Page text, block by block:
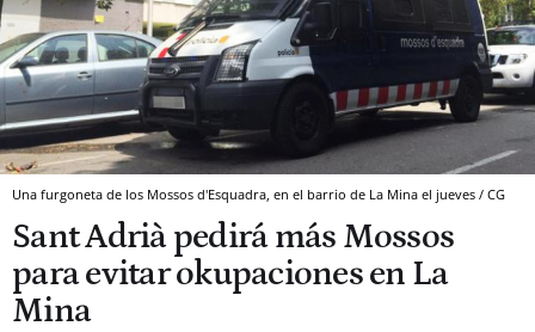
Una furgoneta de los Mossos d'Esquadra, en el barrio de La Mina el jueves / CG
Sant Adrià pedirá más Mossos
para evitar okupaciones en La
Mina